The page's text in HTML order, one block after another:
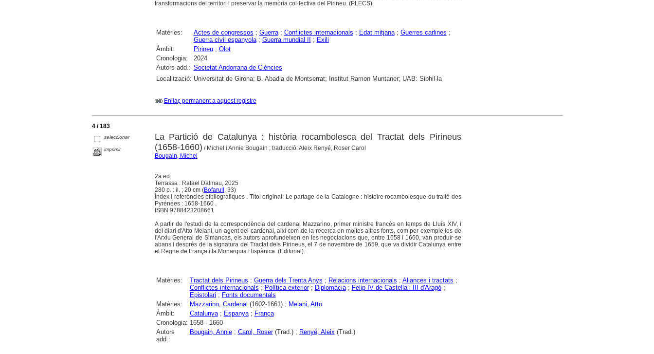
transformacions del territori i preservar la memòria col·lectiva del Pirineu. (PLECS).
Matèries: Actes de congressos ; Guerra; Conflictes internacionals ; Edat mitjana; Guerres carlines ;
Guerra civil espanyola; Guerra mundial II ; Exili
Àmbit:
Pirineu; Olot
Cronologia:
2024
Autors add.: Societat Andorrana de Ciències
Localització: Universitat de Girona; B. Abadia de Montserrat; Institut Ramon Muntaner; UAB: Sibhil·la
Enllaç permanent a aquest registre
4 / 183
seleccionar
imprimir
La Partició de Catalunya : història rocambolesca del Tractat dels Pirineus
(1658-1660) / Michel i Annie Bougain ; traducció: Aleix Renyé, Roser Carol
Bougain, Michel
2a ed.
Terrassa : Rafael Dalmau, 2025
280 p. : il. ; 20 cm (Bofarull , 33)
Índex i referències bibliogràfiques . Títol original: Le partage de la Catalogne : histoire rocambolesque du traité des
Pyrénées : 1658-1660 .
ISBN 9788423208661
A partir de l'estudi de la correspondència del cardenal Mazzarino, primer ministre francès en temps de Lluís XIV, i
del diari d'Atto Melani, un agent del cardenal, així com de la recerca en moltes altres fonts, com per exemple les de
l'Arxiu General de Simancas, els autors aprofundeixen en les negociacions que, entre 1658 i 1660, van produir-se
abans i després de la signatura del Tractat dels Pirineus, el 7 de novembre de 1659, que va dividir Catalunya entre
el Regne de França i la Monarquia Hispànica. (Editorial).
Matèries: Tractat dels Pirineus ; Guerra dels Trenta Anys ; Relacions internacionals ; Aliances i tractats ;
Conflictes internacionals ; Política exterior; Diplomàcia; Felip IV de Castella i III d'Aragó;
Epistolari ; Fonts documentals
Matèries:
Mazzarino, Cardenal (1602-1661) ; Melani, Atto
Àmbit:
Catalunya; Espanya; França
Cronologia: 1658 - 1660
Autors
add.:
Bougain, Annie; Carol, Roser(Trad.) ; Renyé, Aleix(Trad.)